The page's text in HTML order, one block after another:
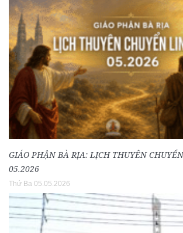
GIÁO PHẬN BÀ RỊA: LỊCH THUYÊN
05.2026
Thứ Ba 05.05.2026